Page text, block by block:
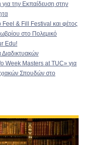
την Εκπαίδευση στην
Feel & Fill Festival και φέτος
στο Πολεμικό
Edu!
Week Masters at TUC» για
Σπουδών στο